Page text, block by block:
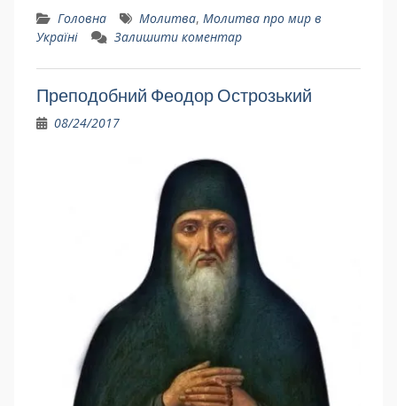
Головна Молитва, Молитва про мир в
Україні
Залишити коментар
Преподобний Феодор Острозький
08/24/2017